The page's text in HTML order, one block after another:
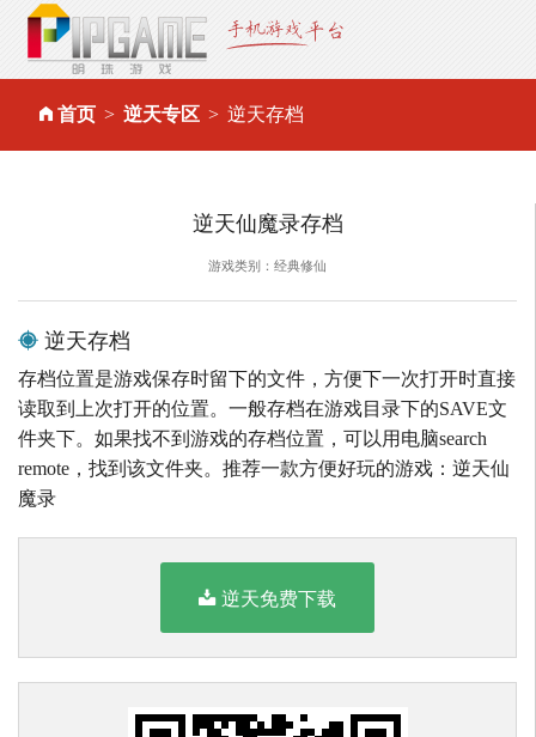
首页 逆天专区 逆天存档
逆天仙魔录存档
游戏类别：经典修仙
逆天存档
存档位置是游戏保存时留下的文件，方便下一次打开时直接
读取到上次打开的位置。一般存档在游戏目录下的SAVE文
件夹下。如果找不到游戏的存档位置，可以用电脑search
remote，找到该文件夹。推荐一款方便好玩的游戏：逆天仙
魔录
逆天免费下载